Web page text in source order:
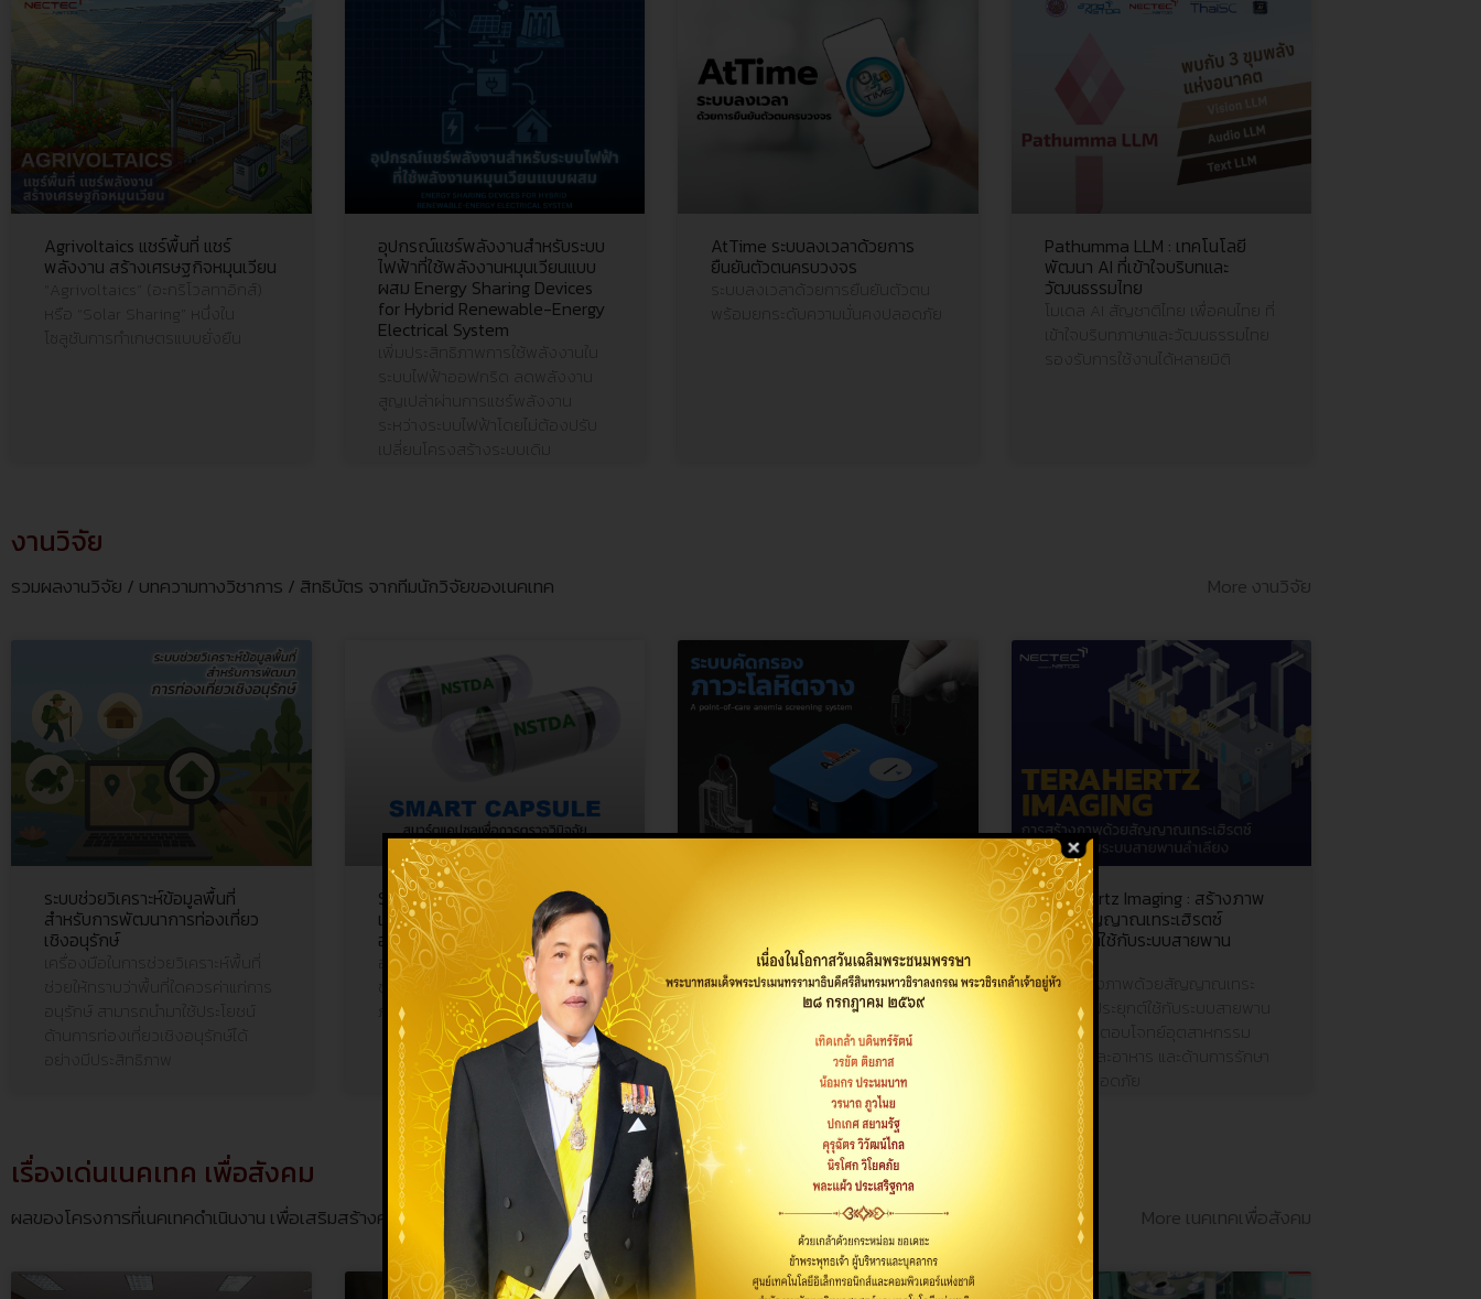
Agrivoltaics แชร์พื้นที่ แชร์
พลังงาน สร้างเศรษฐกิจหมุนเวียน
“Agrivoltaics” (อะกริโวลทาอิกส์)
หรือ “Solar Sharing” หนึ่งใน
อุปกรณ์แชร์พลังงานสำหรับระบบ
ไฟฟ้าที่ใช้พลังงานหมุนเวียนแบบ
ผสม Energy Sharing Devices
for Hybrid Renewable-Energy
Electrical System
เพิ่มประสิทธิภาพการใช้พลังงานใน
สูญเปล่าผ่านการแชร์พลังงาน
เปลี่ยนโครงสร้างระบบเดิม
AtTime ระบบลงเวลาด้วยการ
ยืนยันตัวตนครบวงจร
Pathumma LLM : เทคโนโลยี
พัฒนา AI ที่เข้าใจบริบทและ
วัฒนธรรมไทย
โมเดล AI สัญชาติไทย เพื่อคนไทย ที่
งานวิจัย
รวมผลงานวิจัย / บทความทางวิชาการ / สิทธิบัตร จากทีมนักวิจัยของเนคเทค More งานวิจัย
ระบบช่วยวิเคราะห์ข้อมูลพื้นที่
สำหรับการพัฒนาการท่องเที่ยว
เชิงอนุรักษ์
อนุรักษ์ สามารถนำมาใช้ประโยชน์
อย่างมีประสิทธิภาพ
Smart Capsule : สมาร์ตแคปซูล
เพื่อการตรวจวินิจฉัยระบบทางเดิน
อาหาร
อุปกรณ์ทางการแพทย์ขนาดเล็กที่
ช่วยให้แพทย์สามารถตรวจสอบ
ภายในระบบทางเดินอาหาร
point-of-care anemia
screening system
ภาวะโลหิตจางสร้างปัญหาให้กับทุก
ช่วงวัย หากไม่ได้รับการตรวจ
วินิจฉัยและรักษาอย่างทันท่วงที จะ
ส่งผลกระทบต่อการเจริญเติบโต
Terahertz Imaging : สร้างภาพ
ด้วยสัญญาณเทระเฮิรตซ์
ประยุกต์ใช้กับระบบสายพาน
ลำเลียง
การสร้างภาพด้วยสัญญาณเทระ
เฮิรตซ์ ประยุกต์ใช้กับระบบสายพาน
ลำเลียง ตอบโจทย์อุตสาหกรรม
เกษตรและอาหาร และด้านการรักษา
ความปลอดภัย
เรื่องเด่นเนคเทค เพื่อสังคม
ผลของโครงการที่เนคเทคดำเนินงาน เพื่อเสริมสร้างศักยภาพด้านไอทีให้กับสังคมและเยาวชน More เนคเทคเพื่อสังคม